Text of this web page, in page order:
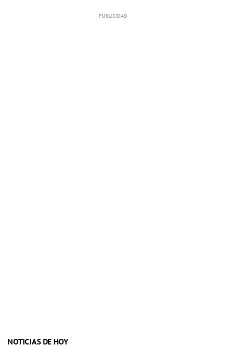
NOTICIAS DE HOY